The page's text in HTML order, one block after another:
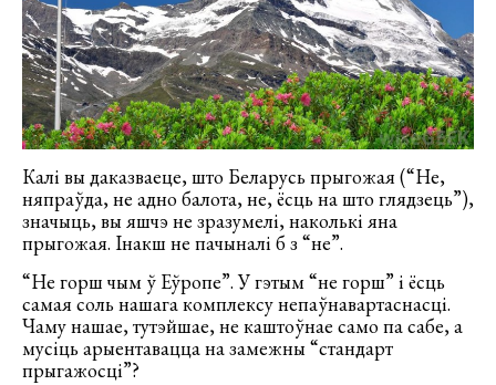
Калі вы даказваеце, што Беларусь прыгожая (“Не,
няпраўда, не адно балота, не, ёсць на што глядзець”),
значыць, вы яшчэ не зразумелі, наколькі яна
прыгожая. Інакш не пачыналі б з “не”.
“Не горш чым ў Еўропе”. У гэтым “не горш” і ёсць
самая соль нашага комплексу непаўнавартаснасці.
Чаму нашае, тутэйшае, не каштоўнае само па сабе, а
мусіць арыентавацца на замежны “стандарт
прыгажосці”?